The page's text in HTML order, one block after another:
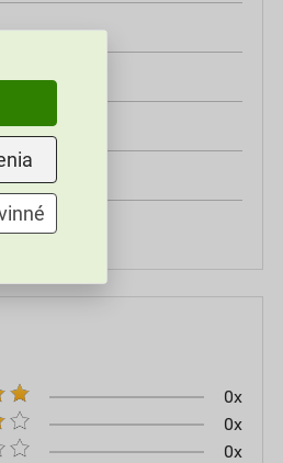
mm
0x
0x
0x